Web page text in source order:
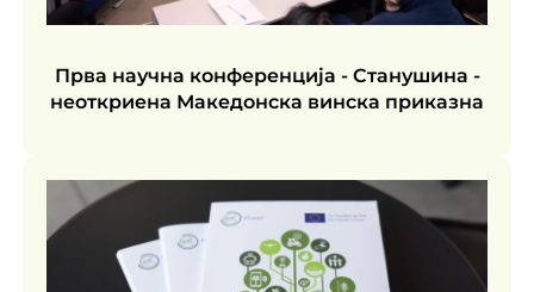
Прва научна конференција - Станушина -
неоткриена Македонска винска приказна